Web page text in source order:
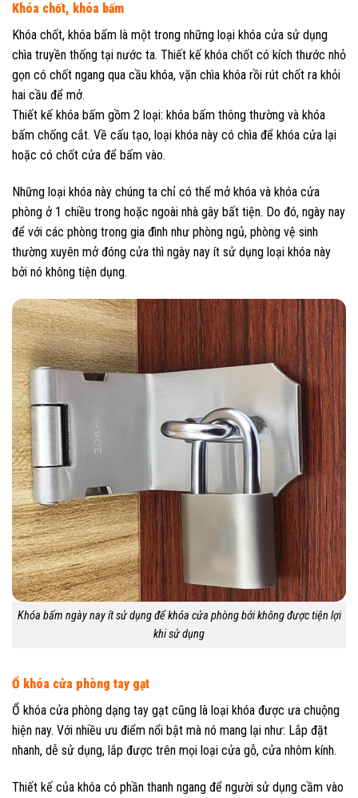
Khóa chốt, khóa bấm
Khóa chốt, khóa bấm là một trong những loại khóa cửa sử dụng
chìa truyền thống tại nước ta. Thiết kế khóa chốt có kích thước nhỏ
gọn có chốt ngang qua cầu khóa, vặn chìa khóa rồi rút chốt ra khỏi
hai cầu để mở.
Thiết kế khóa bấm gồm 2 loại: khóa bấm thông thường và khóa
bấm chống cắt. Về cấu tạo, loại khóa này có chìa để khóa cửa lại
hoặc có chốt cửa để bấm vào.
Những loại khóa này chúng ta chỉ có thể mở khóa và khóa cửa
phòng ở 1 chiều trong hoặc ngoài nhà gây bất tiện. Do đó, ngày nay
để với các phòng trong gia đình như phòng ngủ, phòng vệ sinh
thường xuyên mở đóng cửa thì ngày nay ít sử dụng loại khóa này
bởi nó không tiện dụng.
Khóa bấm ngày nay ít sử dụng để khóa cửa phòng bởi không được tiện lợi
khi sử dụng
Ổ khóa cửa phòng tay gạt
Ổ khóa cửa phòng dạng tay gạt cũng là loại khóa được ưa chuộng
hiện nay. Với nhiều ưu điểm nổi bật mà nó mang lại như: Lắp đặt
nhanh, dễ sử dụng, lắp được trên mọi loại cửa gỗ, cửa nhôm kính.
Thiết kế của khóa có phần thanh ngang để người sử dụng cầm vào